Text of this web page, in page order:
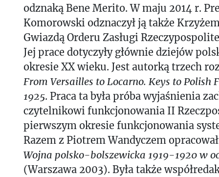
odznaką Bene Merito. W maju 2014 r.
Komorowski odznaczył ją także
Gwiazdą Orderu Zasługi
Jej prace dotyczyły głównie dziejów
okresie XX wieku. Jest autorką trzech
From Versailles to Locarno. Keys to Polish
1925. Praca ta była próba wyjaśnienia
czytelnikowi funkcjonowania II
pierwszym okresie funkcjonowania
Razem z Piotrem Wandyczem
Wojna polsko-bolszewicka 1919-1920 w
(Warszawa 2003). Była także